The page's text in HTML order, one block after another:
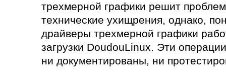
трехмерной графики решит
технические ухищрения, однако,
драйверы трехмерной графики
загрузки DoudouLinux. Эти
ни документированы, ни